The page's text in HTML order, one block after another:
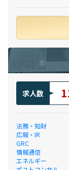
求人数
法務・知財
広報・IR
GRC
情報通信
エネルギー